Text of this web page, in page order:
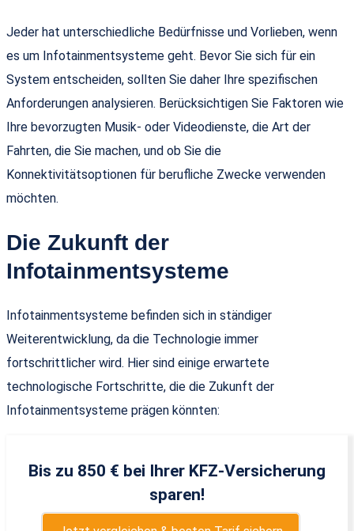
Jeder hat unterschiedliche Bedürfnisse und Vorlieben, wenn
es um Infotainmentsysteme geht. Bevor Sie sich für ein
System entscheiden, sollten Sie daher Ihre spezifischen
Anforderungen analysieren. Berücksichtigen Sie Faktoren wie
Ihre bevorzugten Musik- oder Videodienste, die Art der
Fahrten, die Sie machen, und ob Sie die
Konnektivitätsoptionen für berufliche Zwecke verwenden
möchten.
Die Zukunft der
Infotainmentsysteme
Infotainmentsysteme befinden sich in ständiger
Weiterentwicklung, da die Technologie immer
fortschrittlicher wird. Hier sind einige erwartete
technologische Fortschritte, die die Zukunft der
Infotainmentsysteme prägen könnten:
Bis zu 850 € bei Ihrer KFZ-Versicherung
sparen!